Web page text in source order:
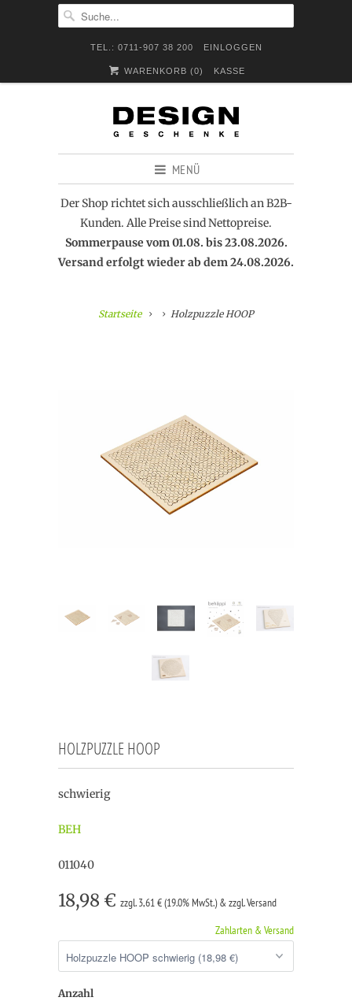
TEL.: 0711-907 38 200 EINLOGGEN
WARENKORB (0) KASSE
MENÜ
Der Shop richtet sich ausschließlich an B2B-
Kunden. Alle Preise sind Nettopreise.
Sommerpause vom 01.08. bis 23.08.2026.
Versand erfolgt wieder ab dem 24.08.2026.
Startseite Holzpuzzle HOOP
HOLZPUZZLE HOOP
schwierig
BEH
011040
18,98 € zzgl. 3,61 € (19.0% MwSt.) & zzgl. Versand
Zahlarten & Versand
Anzahl